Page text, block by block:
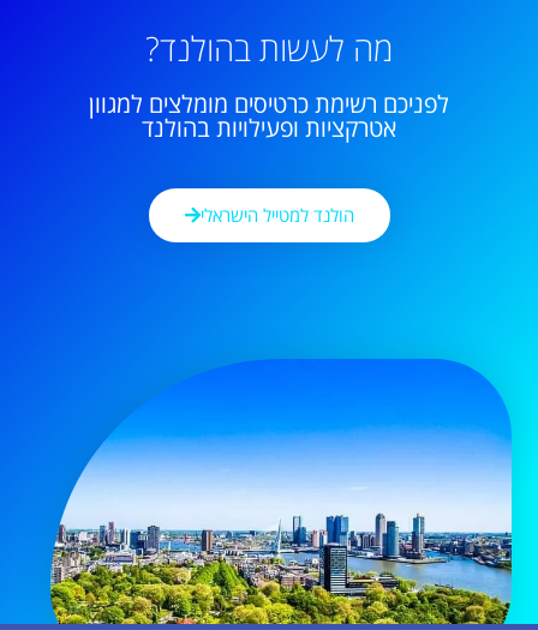
מה לעשות בהולנד?
לפניכם רשימת כרטיסים מומלצים למגוון
אטרקציות ופעילויות בהולנד
הולנד למטייל הישראלי